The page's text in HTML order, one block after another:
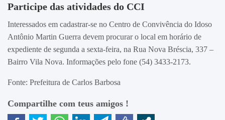
Participe das atividades do CCI
Interessados em cadastrar-se no Centro de Convivência do Idoso
Antônio Martin Guerra devem procurar o local em horário de
expediente de segunda a sexta-feira, na Rua Nova Bréscia, 337 –
Bairro Vila Nova. Informações pelo fone (54) 3433-2173.
Fonte: Prefeitura de Carlos Barbosa
Compartilhe com teus amigos !